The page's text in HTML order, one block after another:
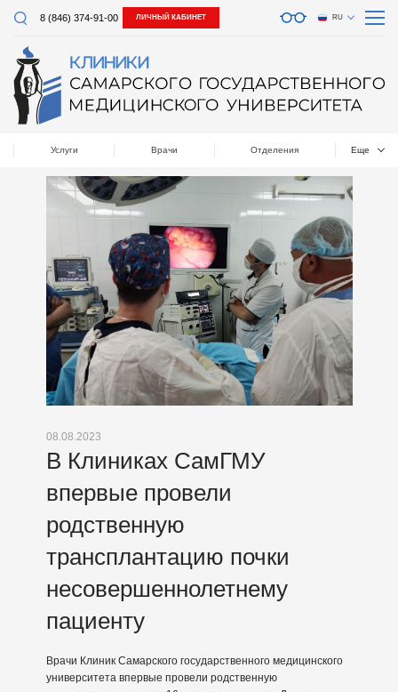
8 (846) 374-91-00 ЛИЧНЫЙ КАБИНЕТ RU
Услуги Врачи Отделения Еще
08.08.2023
В Клиниках СамГМУ
впервые провели
родственную
трансплантацию почки
несовершеннолетнему
пациенту
Врачи Клиник Самарского государственного медицинского
университета впервые провели родственную